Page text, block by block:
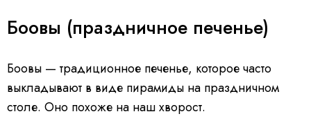
Боовы (праздничное печенье)
Боовы — традиционное печенье, которое часто
выкладывают в виде пирамиды на праздничном
столе. Оно похоже на наш хворост.